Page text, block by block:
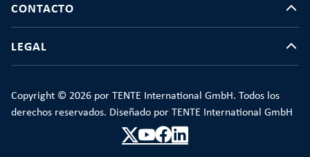
CONTACTO
LEGAL
Copyright © 2026 por TENTE International GmbH. Todos los
derechos reservados. Diseñado por TENTE International GmbH